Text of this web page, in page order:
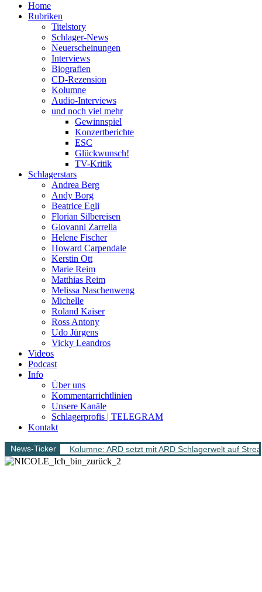
Home
Rubriken
Titelstory
Schlager-News
Neuerscheinungen
Interviews
Biografien
CD-Rezension
Kolumne
Audio-Interviews
und noch viel mehr
Gewinnspiel
Konzertberichte
ESC
Glückwunsch!
TV-Kritik
Schlagerstars
Andrea Berg
Andy Borg
Beatrice Egli
Florian Silbereisen
Giovanni Zarrella
Helene Fischer
Howard Carpendale
Kerstin Ott
Marie Reim
Matthias Reim
Melissa Naschenweng
Michelle
Roland Kaiser
Ross Antony
Udo Jürgens
Vicky Leandros
Videos
Podcast
Info
Über uns
Kommentarrichtlinien
Unsere Kanäle
Schlagerprofis | TELEGRAM
Kontakt
News-Ticker Kolumne: ARD setzt mit ARD Schlagerwelt auf